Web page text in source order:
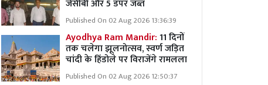
जेसीबी और 5 डंपर जब्त
Published On 02 Aug 2026 13:36:39
Ayodhya Ram Mandir:11 दिनों
तक चलेगा झूलनोत्सव, स्वर्ण जड़ित
चांदी के हिंडोले पर विराजेंगे रामलला
Published On 02 Aug 2026 12:50:37